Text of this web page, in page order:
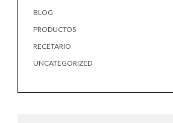
BLOG
PRODUCTOS
RECETARIO
UNCATEGORIZED